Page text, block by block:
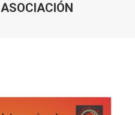
ASOCIACIÓN